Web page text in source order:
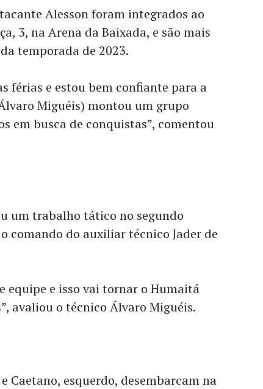
Alesson foram integrados ao
3, na Arena da Baixada, e são mais
temporada de 2023.
férias e estou bem confiante para a
Miguéis) montou um grupo
em busca de conquistas”, comentou
um trabalho tático no segundo
comando do auxiliar técnico Jader de
equipe e isso vai tornar o Humaitá
avaliou o técnico Álvaro Miguéis.
Caetano, esquerdo, desembarcam na